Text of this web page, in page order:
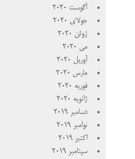
آگوست 2020
جولای 2020
ژوئن 2020
می 2020
آوریل 2020
مارس 2020
فوریه 2020
ژانویه 2020
دسامبر 2019
نوامبر 2019
اکتبر 2019
سپتامبر 2019